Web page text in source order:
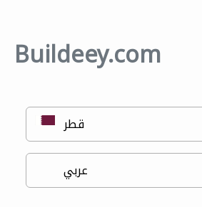
Buildeey.com